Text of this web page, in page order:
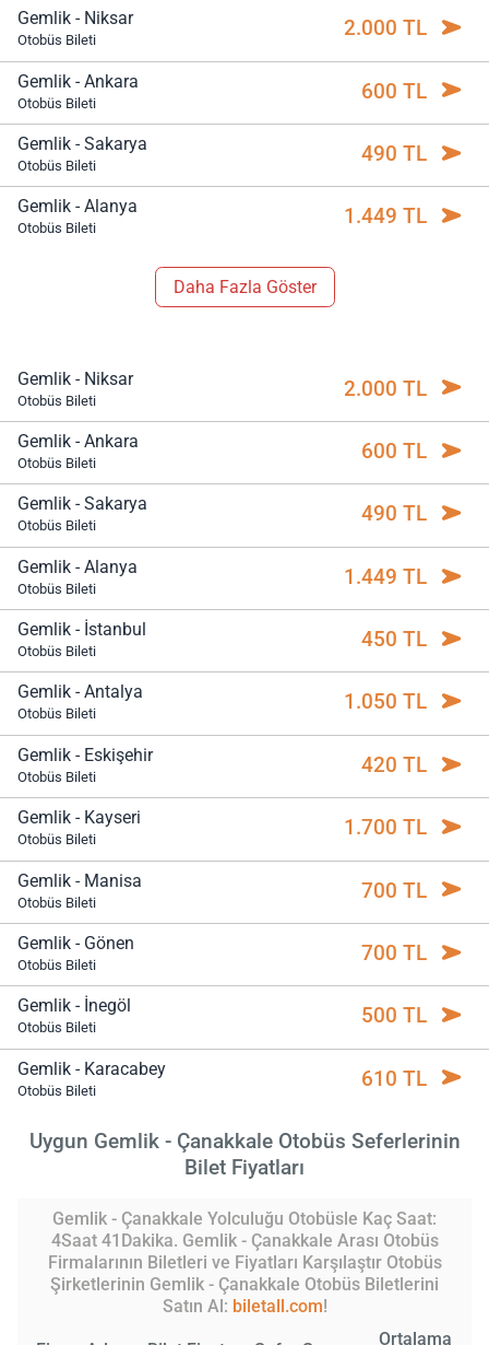
Gemlik - Niksar
Otobüs Bileti 2.000 TL
Gemlik - Ankara
Otobüs Bileti 600 TL
Gemlik - Sakarya
Otobüs Bileti 490 TL
Gemlik - Alanya
Otobüs Bileti 1.449 TL
Daha Fazla Göster
Gemlik - Niksar
Otobüs Bileti 2.000 TL
Gemlik - Ankara
Otobüs Bileti 600 TL
Gemlik - Sakarya
Otobüs Bileti 490 TL
Gemlik - Alanya
Otobüs Bileti 1.449 TL
Gemlik - İstanbul
Otobüs Bileti 450 TL
Gemlik - Antalya
Otobüs Bileti 1.050 TL
Gemlik - Eskişehir
Otobüs Bileti 420 TL
Gemlik - Kayseri
Otobüs Bileti 1.700 TL
Gemlik - Manisa
Otobüs Bileti 700 TL
Gemlik - Gönen
Otobüs Bileti 700 TL
Gemlik - İnegöl
Otobüs Bileti 500 TL
Gemlik - Karacabey
Otobüs Bileti 610 TL
Uygun Gemlik - Çanakkale Otobüs Seferlerinin
Bilet Fiyatları
Gemlik - Çanakkale Yolculuğu Otobüsle Kaç Saat:
4Saat 41Dakika. Gemlik - Çanakkale Arası Otobüs
Firmalarının Biletleri ve Fiyatları Karşılaştır Otobüs
Şirketlerinin Gemlik - Çanakkale Otobüs Biletlerini
Satın Al: biletall.com!
Ortalama